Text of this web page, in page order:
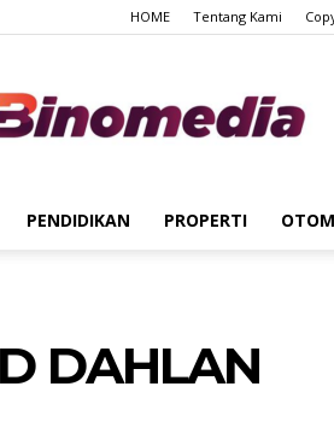
HOME Tentang Kami
PENDIDIKAN PROPERTI
DAHLAN